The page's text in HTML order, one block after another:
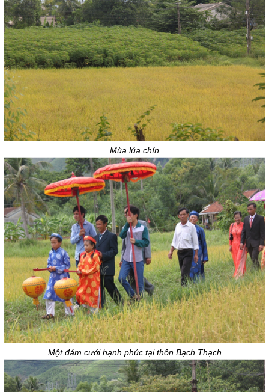
Mùa lúa chín
Một đám cưới hạnh phúc tại thôn Bạch Thạch